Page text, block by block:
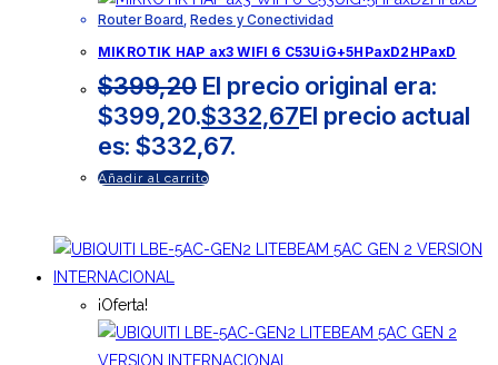
Router Board Redes y Conectividad
MIKROTIK HAP ax3 WIFI 6 C53UiG+5HPaxD2HPaxD
$399,20 El precio original era:
$399,20.$332,67El precio actual
es: $332,67.
Añadir al carrito
¡Oferta!